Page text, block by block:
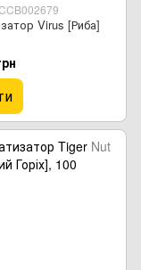
Virus [Риба]